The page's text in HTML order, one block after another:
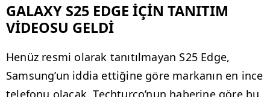
GALAXY S25 EDGE İÇİN TANITIM
VİDEOSU GELDİ
Henüz resmi olarak tanıtılmayan S25 Edge,
Samsung’un iddia ettiğine göre markanın en ince
telefonu olacak. Techturco’nun haberine göre bu